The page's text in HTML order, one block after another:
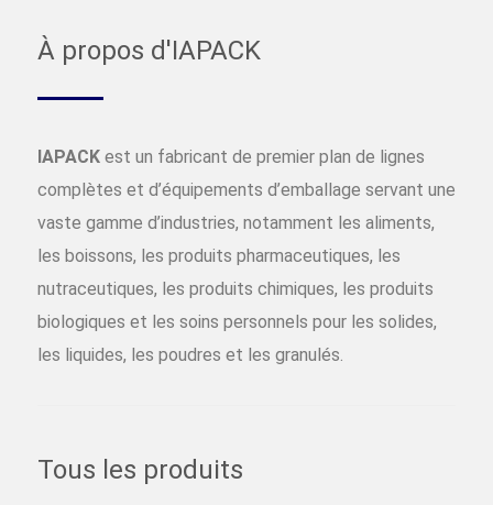
À propos d'IAPACK
IAPACK est un fabricant de premier plan de lignes
complètes et d’équipements d’emballage servant une
vaste gamme d’industries, notamment les aliments,
les boissons, les produits pharmaceutiques, les
nutraceutiques, les produits chimiques, les produits
biologiques et les soins personnels pour les solides,
les liquides, les poudres et les granulés.
Tous les produits